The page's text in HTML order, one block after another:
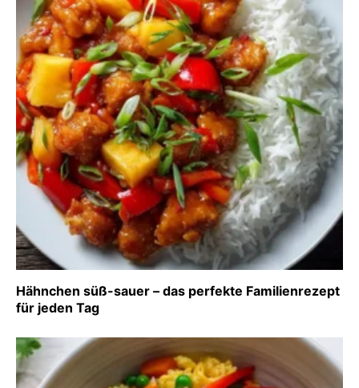
Hähnchen süß-sauer – das perfekte Familienrezept
für jeden Tag